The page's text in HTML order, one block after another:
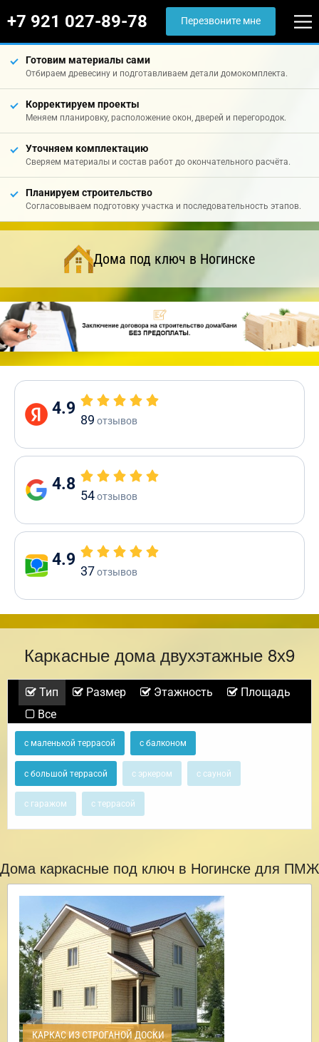
+7 921 027-89-78 Перезвоните мне
Готовим материалы сами
Отбираем древесину и подготавливаем детали домокомплекта.
Корректируем проекты
Меняем планировку, расположение окон, дверей и перегородок.
Уточняем комплектацию
Сверяем материалы и состав работ до окончательного расчёта.
Планируем строительство
Согласовываем подготовку участка и последовательность этапов.
Дома под ключ в Ногинске
4.9
89 отзывов
4.8
54отзывов
4.9
37отзывов
Каркасные дома двухэтажные 8х9
Тип Размер Этажность
Площадь
Все
с маленькой террасой с балконом
с большой террасой с эркером с сауной
с гаражом с террасой
Дома каркасные под ключ в Ногинске для ПМЖ
КАРКАС ИЗ СТРОГАНОЙ ДОСКИ